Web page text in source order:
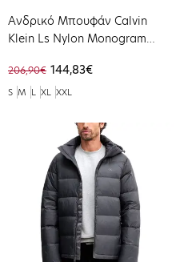
Ανδρικό Μπουφάν Calvin
Klein Ls Nylon Monogram
UB1
206,90€ 144,83€
S M L XL XXL